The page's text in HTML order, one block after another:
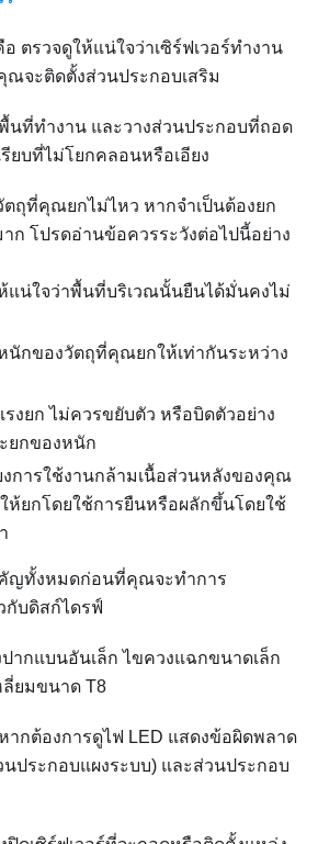
ตรวจดูให้แน่ใจว่าเซิร์ฟเวอร์ทำงาน
จะติดตั้งส่วนประกอบเสริม
นที่ทำงาน และวางส่วนประกอบที่ถอด
ยบที่ไม่โยกคลอนหรือเอียง
ตถุที่คุณยกไม่ไหว หากจำเป็นต้องยก
ก โปรดอ่านข้อควรระวังต่อไปนี้อย่าง
แน่ใจว่าพื้นที่บริเวณนั้นยืนได้มั่นคงไม่
นักของวัตถุที่คุณยกให้เท่ากันระหว่าง
งยก ไม่ควรขยับตัว หรือบิดตัวอย่าง
ยกของหนัก
งการใช้งานกล้ามเนื้อส่วนหลังของคุณ
ห้ยกโดยใช้การยืนหรือผลักขึ้นโดยใช้
ญทั้งหมดก่อนที่คุณจะทำการ
กับดิสก์ไดรฟ์
ากแบนอันเล็ก ไขควงแฉกขนาดเล็ก
ลี่ยมขนาด T8
หากต้องการดูไฟ LED แสดงข้อผิดพลาด
ประกอบแผงระบบ) และส่วนประกอบ